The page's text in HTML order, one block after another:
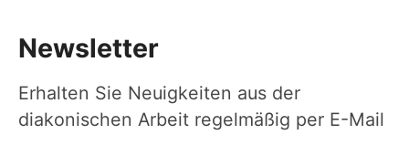
Newsletter
Erhalten Sie Neuigkeiten aus der
diakonischen Arbeit regelmäßig per E-Mail